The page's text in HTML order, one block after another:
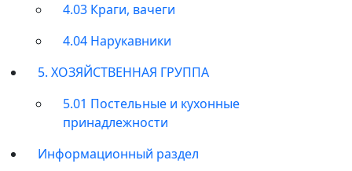
4.03 Краги, вачеги
4.04 Нарукавники
5. ХОЗЯЙСТВЕННАЯ ГРУППА
5.01 Постельные и кухонные
принадлежности
Информационный раздел